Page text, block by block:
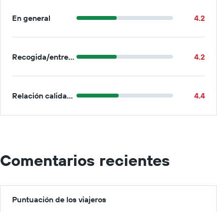
En general 4.2
Recogida/entrega 4.2
Relación calidad-precio 4.4
Comentarios recientes
Puntuación de los viajeros